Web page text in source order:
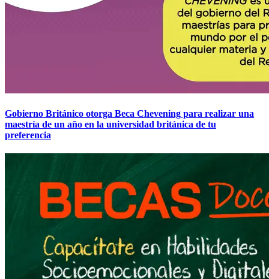
Gobierno Británico otorga Beca Chevening para realizar una
maestría de un año en la universidad británica de tu
preferencia